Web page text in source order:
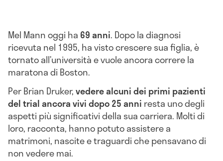
Mel Mann oggi ha 69 anni. Dopo la diagnosi
ricevuta nel 1995, ha visto crescere sua figlia, è
tornato all’università e vuole ancora correre la
maratona di Boston.
Per Brian Druker,vedere alcuni dei primi pazienti
del trial ancora vivi dopo 25 anni resta uno degli
aspetti più significativi della sua carriera. Molti di
loro, racconta, hanno potuto assistere a
matrimoni, nascite e traguardi che pensavano di
non vedere mai.